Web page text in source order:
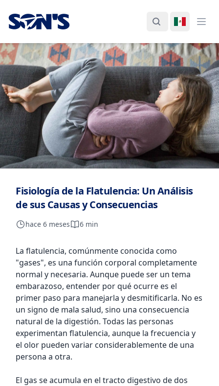
Laboratorios Química Son's
BuscarCambiar
Fisiología de la Flatulencia: Un Análisis
de sus Causas y Consecuencias
hace 6 meses 6 min
La flatulencia, comúnmente conocida como
"gases", es una función corporal completamente
normal y necesaria. Aunque puede ser un tema
embarazoso, entender por qué ocurre es el
primer paso para manejarla y desmitificarla. No es
un signo de mala salud, sino una consecuencia
natural de la digestión. Todas las personas
experimentan flatulencia, aunque la frecuencia y
el olor pueden variar considerablemente de una
persona a otra.
El gas se acumula en el tracto digestivo de dos